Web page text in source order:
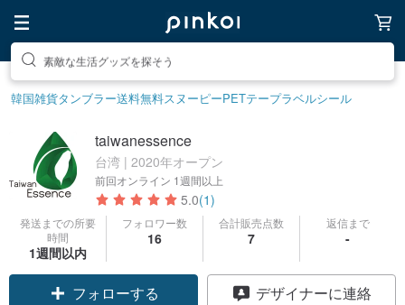
話題のアイテムを探そう
韓国雑貨タンブラー送料無料スヌーピーPETテープラベルシール
taiwanessence
台湾 | 2020年オープン
前回オンライン 1週間以上
5.0(1)
発送までの所要
時間
1週間以内
フォロワー数
16
合計販売点数
7
返信まで
-
フォローする デザイナーに連絡